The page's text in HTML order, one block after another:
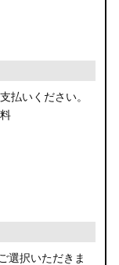
払いください。
選択いただきま